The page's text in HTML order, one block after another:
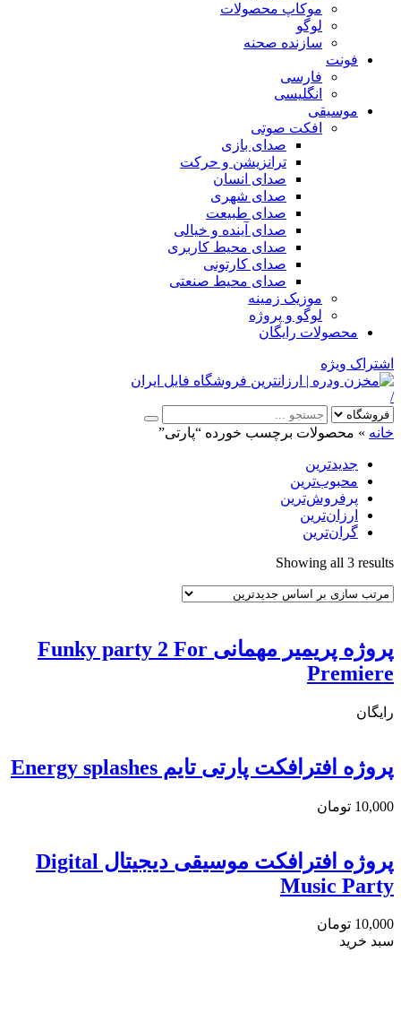
موکاپ محصولات
لوگو
سازنده صحنه
فونت
فارسی
انگلیسی
موسیقی
افکت صوتی
صدای بازی
ترانزیشن و حرکت
صدای انسان
صدای شهری
صدای طبیعت
صدای آینده و خیالی
صدای محیط کاربری
صدای کارتونی
صدای محیط صنعتی
موزیک زمینه
لوگو و پروژه
محصولات رایگان
اشتراک ویژه
/
خانه » محصولات برچسب خورده “پارتی”
جدیدترین
محبوب‌ترین
پرفروش‌ترین
ارزان‌ترین
گران‌ترین
Showing all 3 results
latest
پروژه پریمیر مهمانی Funky party 2 For
Premiere
رایگان
پروژه افترافکت پارتی تایم Energy splashes
10,000 تومان
پروژه افترافکت موسیقی دیجیتال Digital
Music Party
10,000 تومان
سبد خرید